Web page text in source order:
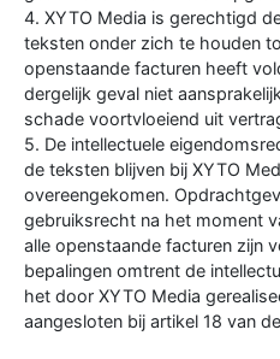
4. XYTO Media is gerechtigd
teksten onder zich te houden
openstaande facturen heeft
dergelijk geval niet
schade voortvloeiend uit
5. De intellectuele
de teksten blijven bij XYTO
overeengekomen.
gebruiksrecht na het moment
alle openstaande facturen zijn
bepalingen omtrent de
het door XYTO Media
aangesloten bij artikel 18 van